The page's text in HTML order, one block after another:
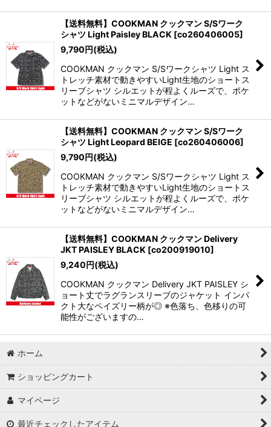
【送料無料】COOKMAN クックマン S/Sワーク
シャツ Light Paisley BLACK [co260406005]
9,790円(税込)
COOKMAN クックマン S/Sワークシャツ Light ス
トレッチ素材で動きやすいLight生地のショートス
リーブシャツ シルエットが程よくルーズで、ポケ
ットなどがないミニマルデザイン…
【送料無料】COOKMAN クックマン S/Sワーク
シャツ Light Leopard BEIGE [co260406006]
9,790円(税込)
COOKMAN クックマン S/Sワークシャツ Light ス
トレッチ素材で動きやすいLight生地のショートス
リーブシャツ シルエットが程よくルーズで、ポケ
ットなどがないミニマルデザイン…
【送料無料】COOKMAN クックマン Delivery
JKT PAISLEY BLACK [co200919010]
9,240円(税込)
COOKMAN クックマン Delivery JKT PAISLEY シ
ョート丈でラグランスリーブのジャケット インパ
クト大なペイズリー柄が◎ ※色落ち、色移りの可
能性がございますの…
ホーム
ショッピングカート
マイページ
最近チェックしたアイテム